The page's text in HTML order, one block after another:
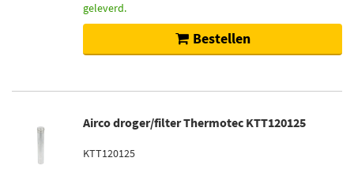
geleverd.
Bestellen
Airco droger/filter Thermotec KTT120125
KTT120125